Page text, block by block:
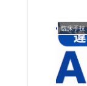
臨床手